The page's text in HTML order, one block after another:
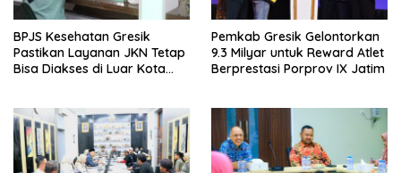
BPJS Kesehatan Gresik
Pastikan Layanan JKN Tetap
Bisa Diakses di Luar Kota
Pemkab Gresik Gelontorkan
9.3 Milyar untuk Reward Atlet
Berprestasi Porprov IX Jatim